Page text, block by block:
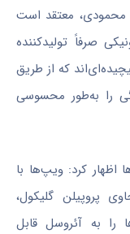
محمودی، معتقد است
صرفاً تولیدکننده
که از طریق
را به‌طور محسوسی
اظهار کرد: ویپ‌ها با
پروپیلن گلیکول،
را به آئروسل قابل